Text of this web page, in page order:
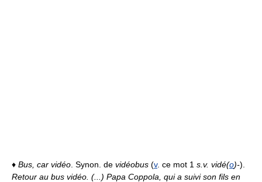
♦ Bus, car vidéo . Synon. de vidéobus (v. ce mot 1 s.v. vidé(o)-).
Retour au bus vidéo. (...) Papa Coppola, qui a suivi son fils en